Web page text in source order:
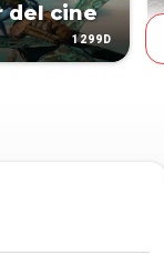
del cine
1299D